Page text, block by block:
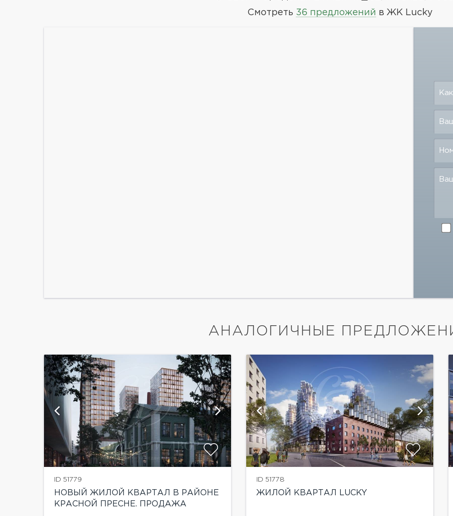
Смотреть 36 предложений в ЖК Lucky
АНАЛОГИЧНЫЕ
ID 51779
НОВЫЙ ЖИЛОЙ КВАРТАЛ В РАЙОНЕ
КРАСНОЙ ПРЕСНЕ. ПРОДАЖА
показать ещё 6 фотографий
ID 51778
ЖИЛОЙ КВАРТАЛ LUCKY
показать ещё 4 фотографии